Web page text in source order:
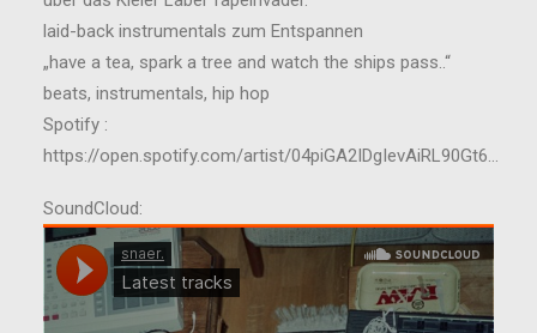
laid-back instrumentals zum Entspannen
„have a tea, spark a tree and watch the ships pass..“
beats, instrumentals, hip hop
Spotify :
https://open.spotify.com/artist/04piGA2IDgIevAiRL90Gt6…
SoundCloud: